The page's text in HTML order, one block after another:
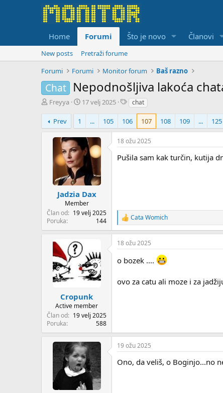
Home Forumi Što je novo Članovi
New posts
Pretraži forume
Forumi
Forumi Monitor forum Baš razno
Chat Nepodnošljiva lakoća
T
r
e
r
Freyya
S
r
t
d
a
t
e
17 velj 2025
T
g
s
chat
Prev 1 ... 105 106 107 108 109 ... 125
Jadzia Dax
Member
Član od
19 velj 2025
Poruka
144
18 ožu 2025
Pušila sam kak turčin, kutija
R
e
a
c
i
s
Cata Womich
Cropunk
Active member
Član od
19 velj 2025
Poruka
588
18 ožu 2025
o bozek ....
ovo za catu ali moze i za
19 ožu 2025
Ono, da veliš, o Boginjo...no